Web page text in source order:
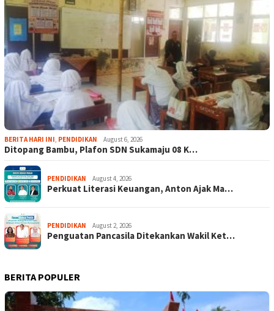
BERITA HARI INI PENDIDIKAN August 6, 2026
Ditopang Bambu, Plafon SDN Sukamaju 08 K…
PENDIDIKAN August 4, 2026
Perkuat Literasi Keuangan, Anton Ajak Ma…
PENDIDIKAN August 2, 2026
Penguatan Pancasila Ditekankan Wakil Ket…
BERITA POPULER